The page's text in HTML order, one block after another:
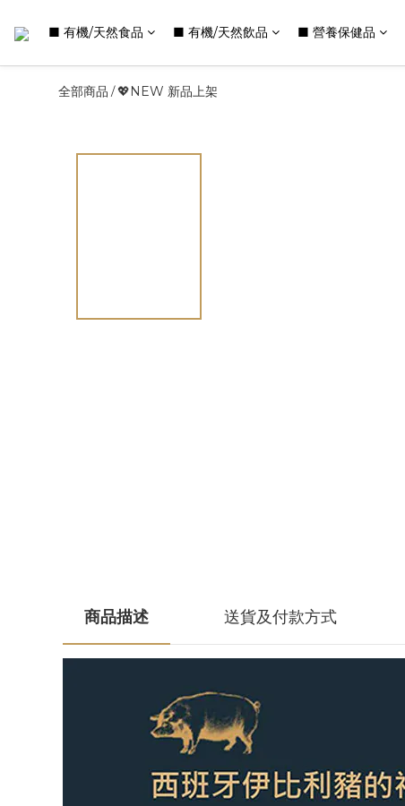
■ 有機/天然食品 ■ 有機/天然飲品 ■ 營養保健品
全部商品 /💖NEW 新品上架
商品描述 送貨及付款方式